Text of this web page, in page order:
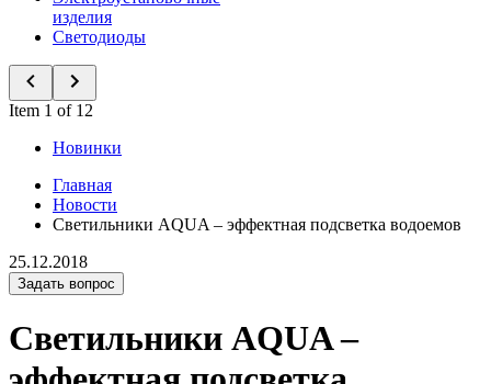
изделия
Светодиоды
Item 1 of 12
Новинки
Главная
Новости
Светильники AQUA – эффектная подсветка водоемов
25.12.2018
Задать вопрос
Светильники AQUA –